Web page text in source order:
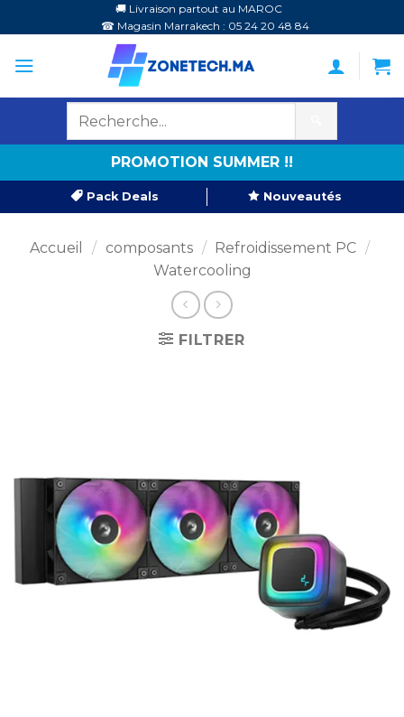
au
contenu
🚚 Livraison partout au MAROC
☎ Magasin Marrakech : 05 24 20 48 84
PROMOTION SUMMER !!
Pack Deals Nouveautés
Accueil / composants / Refroidissement PC /
Watercooling
FILTRER